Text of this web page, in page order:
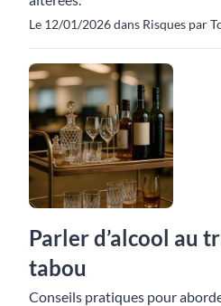
Le 12/01/2026 dans Risques par
Parler d’alcool au
tabou
Conseils pratiques pour